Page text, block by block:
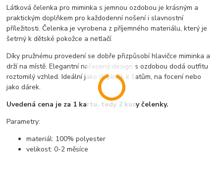
Látková čelenka pro miminka s jemnou ozdobou je krásným a
praktickým doplňkem pro každodenní nošení i slavnostní
příležitosti. Čelenka je vyrobena z příjemného materiálu, který je
šetrný k dětské pokožce a netlačí.
Díky pružnému provedení se dobře přizpůsobí hlavičce miminka a
drží na místě. Elegantní nařasený design s ozdobou dodá outfitu
roztomilý vzhled. Ideální jako doplněk k šatům, na focení nebo
jako dárek.
Uvedená cena je za 1 kartu, tedy 2 kusy čelenky.
Parametry:
materiál: 100% polyester
velikost: 0-2 měsíce